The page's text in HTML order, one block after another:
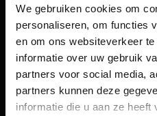
We gebruiken cookies om
personaliseren, om functies
en om ons websiteverkeer
informatie over uw gebruik
partners voor social media,
partners kunnen deze
informatie die u aan ze
NET Makelaars is een
decennialange ervaring in
van de huizenmarkt in
Volg ons op